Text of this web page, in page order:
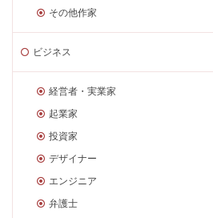
その他作家
ビジネス
経営者・実業家
起業家
投資家
デザイナー
エンジニア
弁護士